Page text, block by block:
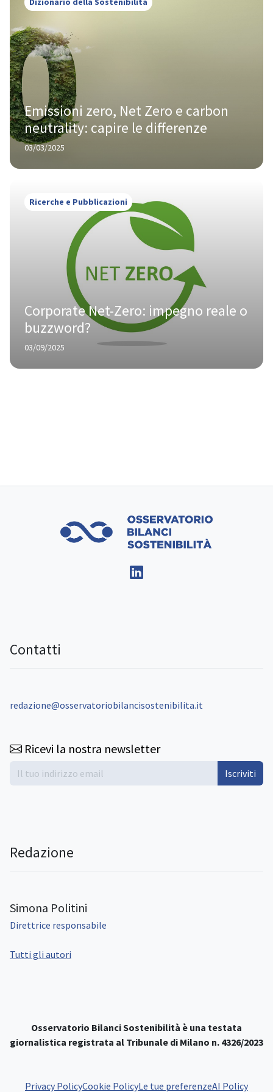
Emissioni zero, Net Zero e carbon
neutrality: capire le differenze
03/03/2025
Ricerche e Pubblicazioni
Corporate Net-Zero: impegno reale o
buzzword?
03/09/2025
Contatti
redazione@osservatoriobilancisostenibilita.it
Ricevi la nostra newsletter
Iscriviti
Redazione
Simona Politini
Direttrice responsabile
Tutti gli autori
Osservatorio Bilanci Sostenibilità è una testata
giornalistica registrata al Tribunale di Milano n. 4326/2023
Privacy PolicyCookie PolicyLe tue preferenzeAI Policy